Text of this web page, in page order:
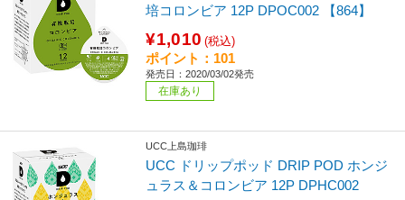
培コロンビア 12P DPOC002 【864】
¥1,010 (税込)
ポイント：101
発売日：2020/03/02発売
在庫あり
UCC上島珈琲
UCC ドリップポッド DRIP POD ホンジ
ュラス＆コロンビア 12P DPHC002